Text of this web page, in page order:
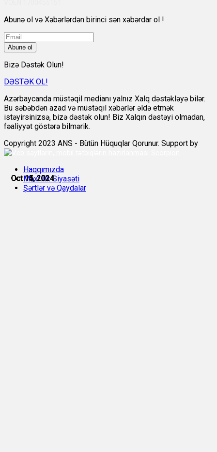
Oct 11, 2024
Oct 11, 2024
Oct 11, 2024
Oct 14, 2024
Oct 15, 2024
Oct 15, 2024
Abunə ol və Xəbərlərdən birinci sən xəbərdar ol !
Abunə ol
Bizə Dəstək Olun!
DƏSTƏK OL!
Azərbaycanda müstəqil medianı yalnız Xalq dəstəkləyə bilər.
Bu səbəbdən azad və müstəqil xəbərlər əldə etmək
istəyirsinizsə, bizə dəstək olun! Biz Xalqın dəstəyi olmadan,
fəaliyyət göstərə bilmərik.
Copyright 2023 ANS - Bütün Hüquqlar Qorunur. Support by
Haqqımızda
Məxfilik Siyasəti
Şərtlər və Qaydalar